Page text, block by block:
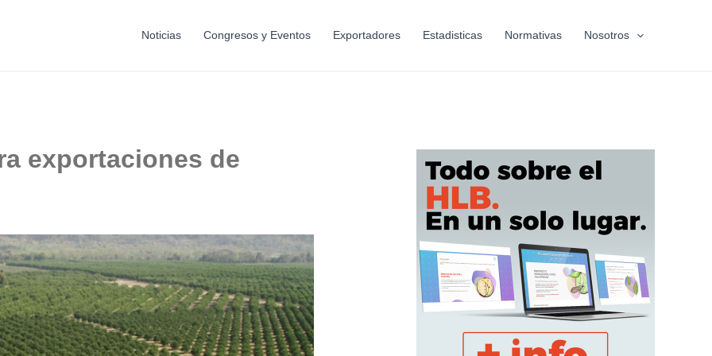
Noticias Congresos y Eventos Exportadores Estadisticas Normativas Nosotros
exportaciones de